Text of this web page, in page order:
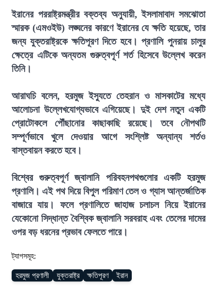
ইরানের পররাষ্ট্রমন্ত্রীর বক্তব্য অনুযায়ী, ইসলামাবাদ সমঝোতা
স্মারক (এমওইউ) লঙ্ঘনের কারণে ইরানের যে ক্ষতি হয়েছে, তার
জন্য যুক্তরাষ্ট্রকে ক্ষতিপূরণ দিতে হবে। প্রণালি পুনরায় চালুর
ক্ষেত্রে এটিকে অন্যতম গুরুত্বপূর্ণ শর্ত হিসেবে উল্লেখ করেন
তিনি।
আরাঘচি বলেন, হরমুজ ইস্যুতে তেহরান ও মাসকাটের মধ্যে
আলোচনা উল্লেখযোগ্যভাবে এগিয়েছে। দুই দেশ নতুন একটি
প্রোটোকলে পৌঁছানোর কাছাকাছি রয়েছে। তবে নৌপথটি
সম্পূর্ণভাবে খুলে দেওয়ার আগে সংশ্লিষ্ট অন্যান্য শর্তও
বাস্তবায়ন করতে হবে।
বিশ্বের গুরুত্বপূর্ণ জ্বালানি পরিবহনপথগুলোর একটি হরমুজ
প্রণালি। এই পথ দিয়ে বিপুল পরিমাণ তেল ও গ্যাস আন্তর্জাতিক
বাজারে যায়। ফলে প্রণালিতে জাহাজ চলাচল নিয়ে ইরানের
যেকোনো সিদ্ধান্ত বৈশ্বিক জ্বালানি সরবরাহ এবং তেলের দামের
ওপর বড় ধরনের প্রভাব ফেলতে পারে।
ট্যাগসমূহ:
হরমুজ প্রণালী যুক্তরাষ্ট্র ক্ষতিপূরণ ইরান